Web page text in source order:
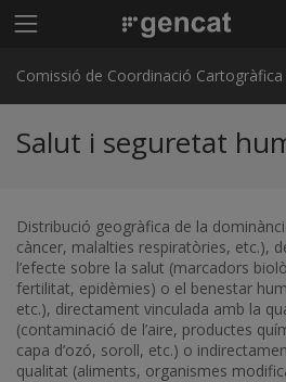
Menú principal C4
Comissió de Coordinació Cartogràfica
Salut i seguretat
Distribució geogràfica de la
càncer, malalties respiratòries, etc.),
l’efecte sobre la salut (marcadors
fertilitat, epidèmies) o el benestar
etc.), directament vinculada amb la
(contaminació de l’aire, productes
capa d’ozó, soroll, etc.) o
qualitat (aliments, organismes